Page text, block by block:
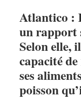
Atlantico :
un rapport
Selon elle,
capacité
ses
poisson